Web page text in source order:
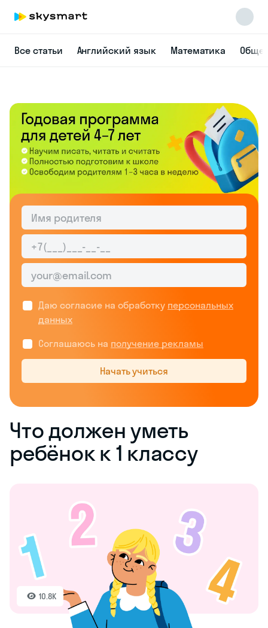
Все статьи Английский язык Математика
Даю согласие на обработку персональных
данных
Соглашаюсь на получение рекламы
Начать учиться
Что должен уметь
ребёнок к 1 классу
10.8K
Skysmart Chat
online